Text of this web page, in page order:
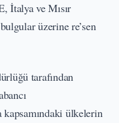
İtalya ve Mısır
üzerine re’sen
tarafından
kapsamındaki ülkelerin